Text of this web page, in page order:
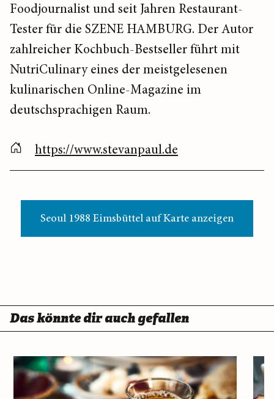
Foodjournalist und seit Jahren Restaurant-
Tester für die SZENE HAMBURG. Der Autor
zahlreicher Kochbuch-Bestseller führt mit
NutriCulinary eines der meistgelesenen
kulinarischen Online-Magazine im
deutschsprachigen Raum.
https://www.stevanpaul.de
Seoul 1988 Eimsbüttel auf Karte anzeigen
Das könnte dir auch gefallen